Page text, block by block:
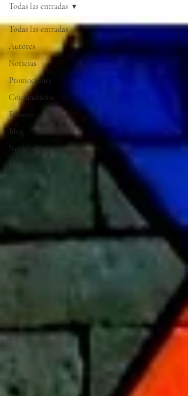
Todas las entradas
Autores
Noticias
Promociones
Comunicados
Eventos
Blog
Noticias principales
Muejres
Todas las entradas